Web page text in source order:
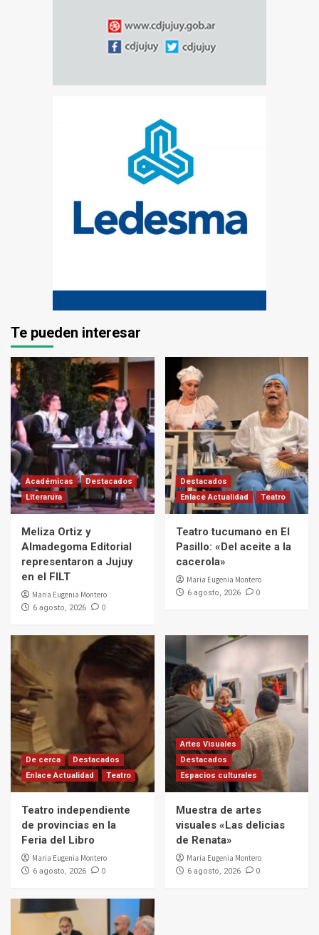
Te pueden interesar
Académicas
Destacados
Literarura
Meliza Ortiz y
Almadegoma Editorial
representaron a Jujuy
en el FILT
Maria Eugenia Montero
6 agosto, 2026 0
Destacados
Enlace Actualidad
Teatro
Teatro tucumano en El
Pasillo: «Del aceite a la
cacerola»
Maria Eugenia Montero
6 agosto, 2026 0
De cerca
Destacados
Enlace Actualidad
Teatro
Teatro independiente
de provincias en la
Feria del Libro
Maria Eugenia Montero
6 agosto, 2026 0
Artes Visuales
Destacados
Espacios culturales
Muestra de artes
visuales «Las delicias
de Renata»
Maria Eugenia Montero
6 agosto, 2026 0